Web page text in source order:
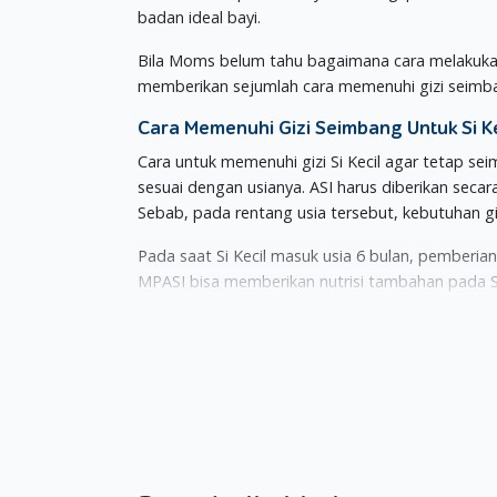
badan ideal bayi.
Bila Moms belum tahu bagaimana cara
memberikan sejumlah cara memenuhi gizi
Cara Memenuhi Gizi Seimbang Untuk Si
Cara untuk memenuhi gizi Si Kecil agar tetap
sesuai dengan usianya. ASI harus diberikan
Sebab, pada rentang usia tersebut, kebutuhan
Pada saat Si Kecil masuk usia 6 bulan,
MPASI bisa memberikan nutrisi tambahan pada